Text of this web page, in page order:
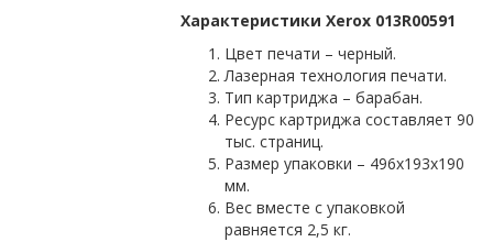
Характеристики Xerox 013R00591
Цвет печати – черный.
Лазерная технология печати.
Тип картриджа – барабан.
Ресурс картриджа составляет 90
тыс. страниц.
Размер упаковки – 496х193х190
мм.
Вес вместе с упаковкой
равняется 2,5 кг.